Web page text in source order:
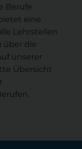
Berufe
eine
Lehrstellen
über die
unserer
Übersicht